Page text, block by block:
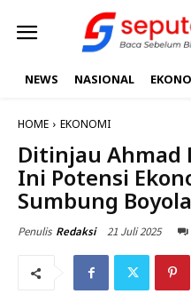
NEWS NASIONAL
HOME EKONOMI
Ditinjau Ahmad
Ini Potensi
Sumbung
Penulis Redaksi 21 Juli 2025